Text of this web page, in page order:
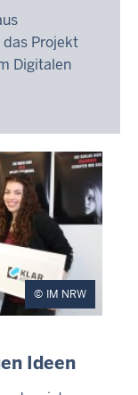
Projekt
Digitalen
IM NRW
Ideen